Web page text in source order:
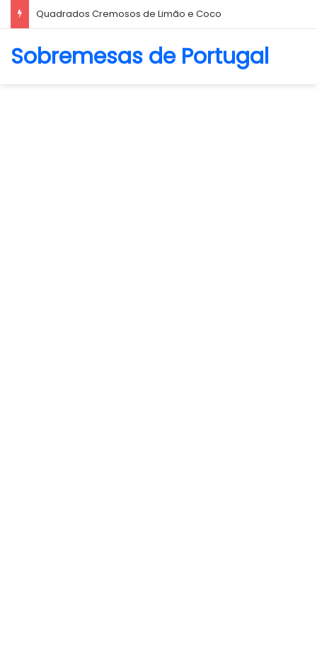
Biscoito Amanteigado
Sobremesas de Portugal